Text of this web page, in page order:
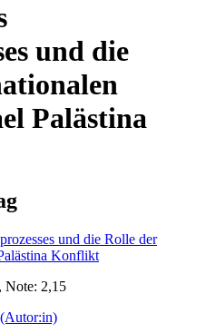
und die
Palästina
Note: 2,15